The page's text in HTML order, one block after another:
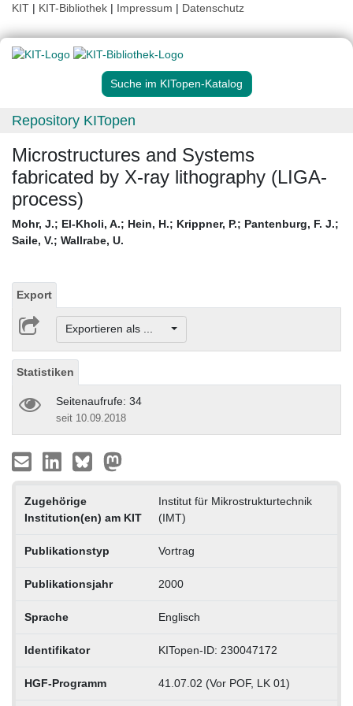
KIT | KIT-Bibliothek | Impressum | Datenschutz
Suche im KITopen-Katalog
Repository KITopen
Microstructures and Systems
fabricated by X-ray lithography (LIGA-
process)
Mohr, J.; El-Kholi, A.; Hein, H.; Krippner, P.; Pantenburg, F. J.;
Saile, V.; Wallrabe, U.
Export
Exportieren als ...
Statistiken
Seitenaufrufe: 34
seit 10.09.2018
Zugehörige
Institution(en) am KIT
Institut für Mikrostrukturtechnik
(IMT)
Publikationstyp Vortrag
Publikationsjahr 2000
Sprache Englisch
Identifikator KITopen-ID: 230047172
HGF-Programm 41.07.02 (Vor POF, LK 01)